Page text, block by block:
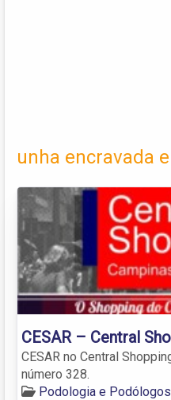
unha encravada
CESAR – Central
CESAR no Central
número 328.
Podologia e